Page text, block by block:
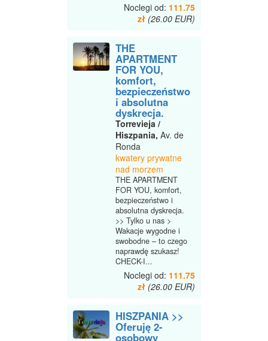
Noclegi od: 111.75
zł (26.00 EUR)
THE
APARTMENT
FOR YOU,
komfort,
bezpieczeństwo
i absolutna
dyskrecja.
Torrevieja /
Hiszpania, Av. de
Ronda
kwatery prywatne
nad morzem
THE APARTMENT
FOR YOU, komfort,
bezpieczeństwo i
absolutna dyskrecja.
>> Tylko u nas >
Wakacje wygodne i
swobodne – to czego
naprawdę szukasz!
CHECK-I...
Noclegi od: 111.75
zł (26.00 EUR)
HISZPANIA >>
Oferuję 2-
osobowy